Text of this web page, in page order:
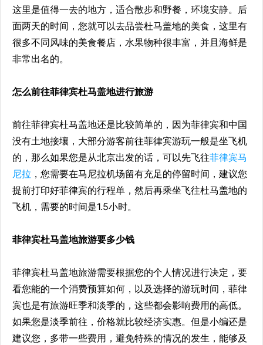
这里是值得一去的地方‌，适合散步和野餐，环境安静。‌后
面两天的时间，您就可以去品尝杜马盖地的美食，这里有
很多不同风味的美食餐店，水果物种很丰富，并且海鲜是
非常出名的。
怎么前往菲律宾杜马盖地进行旅游
前往菲律宾杜马盖地还是比较简单的，因为菲律宾和中国
没有土地接壤，大部分游客前往菲律宾游玩一般是坐飞机
的，那么如果您是从北京出发的话，可以先飞往菲律宾马
尼拉 ，您需要在马尼拉机场留有充足的停留时间，建议您
提前打印好菲律宾的行程单，然后再乘坐飞往杜马盖地的
飞机，需要的时间是1.5小时。
菲律宾杜马盖地旅游要多少钱
菲律宾杜马盖地旅游需要根据您的个人情况进行决定，要
看您能的一个消费预算如何，以及选择的游玩时间，菲律
宾也是有旅游旺季和淡季的，这些都会影响费用的高低。
如果您是淡季前往，价格就比较经济实惠。但是小编还是
建议您，多带一些费用，避免特殊的情况的发生，能够及